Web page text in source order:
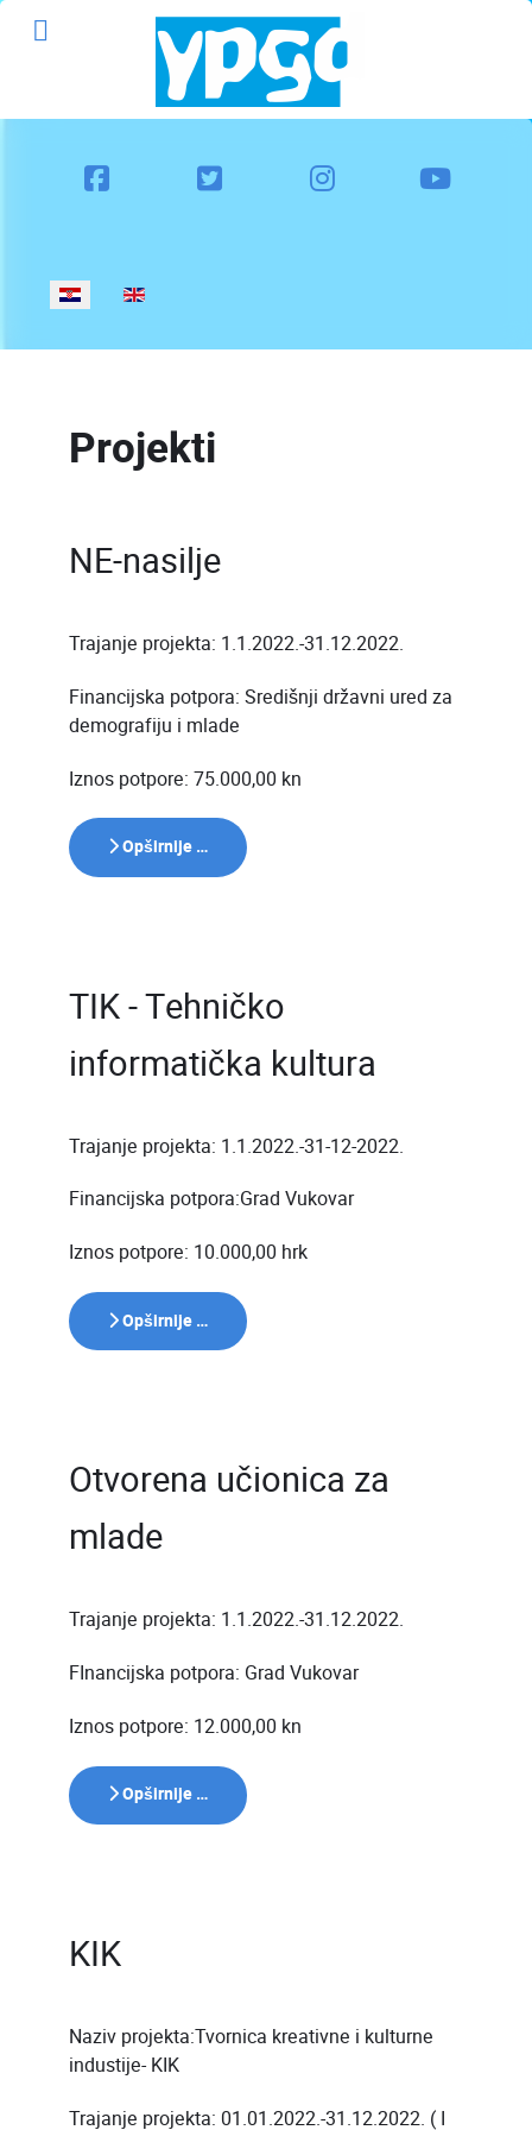
Odaberite svoj jezik
Projekti
NE-nasilje
Trajanje projekta: 1.1.2022.-31.12.2022.
Financijska potpora: Središnji državni ured za
demografiju i mlade
Iznos potpore: 75.000,00 kn
Opširnije …
TIK - Tehničko
informatička kultura
Trajanje projekta: 1.1.2022.-31-12-2022.
Financijska potpora:Grad Vukovar
Iznos potpore: 10.000,00 hrk
Opširnije …
Otvorena učionica za
mlade
Trajanje projekta: 1.1.2022.-31.12.2022.
FInancijska potpora: Grad Vukovar
Iznos potpore: 12.000,00 kn
Opširnije …
KIK
Naziv projekta:Tvornica kreativne i kulturne
industije- KIK
Trajanje projekta: 01.01.2022.-31.12.2022. ( I